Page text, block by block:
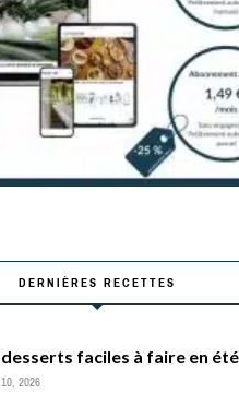
DERNIÈRES RECETTES
desserts faciles à faire en été
2026